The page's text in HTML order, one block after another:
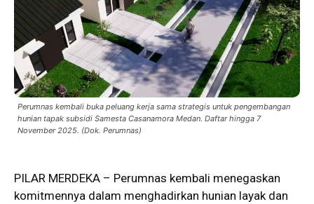
Perumnas kembali buka peluang kerja sama strategis untuk pengembangan
hunian tapak subsidi Samesta Casanamora Medan. Daftar hingga 7
November 2025. (Dok. Perumnas)
PILAR MERDEKA – Perumnas kembali menegaskan
komitmennya dalam menghadirkan hunian layak dan